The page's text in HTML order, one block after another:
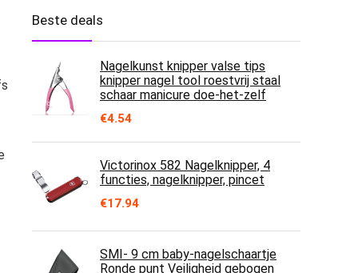
Beste deals
Nagelkunst knipper valse tips
knipper nagel tool roestvrij staal
schaar manicure doe-het-zelf
€4.54
Victorinox 582 Nagelknipper, 4
functies, nagelknipper, pincet
€17.94
SMI- 9 cm baby-nagelschaartje
Ronde punt Veiligheid gebogen